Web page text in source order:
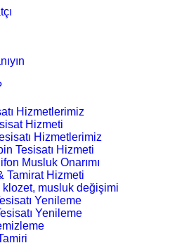
Hizmetlerimiz
Hizmeti
Hizmetlerimiz
Tesisatı Hizmeti
Musluk Onarımı
Tamirat Hizmeti
klozet, musluk değişimi
Yenileme
Yenileme